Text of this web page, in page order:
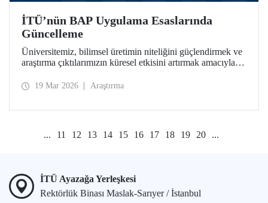
İTÜ’nün BAP Uygulama Esaslarında
Güncelleme
Üniversitemiz, bilimsel üretimin niteliğini güçlendirmek ve
araştırma çıktılarımızın küresel etkisini artırmak amacıyla
güncellemeleri hayata geçirdi.
19 Mar 2026 Araştırma
... 11 12 13 14 15 16 17 18 19 20 ...
İTÜ Ayazağa Yerleşkesi
Rektörlük Binası Maslak-Sarıyer / İstanbul